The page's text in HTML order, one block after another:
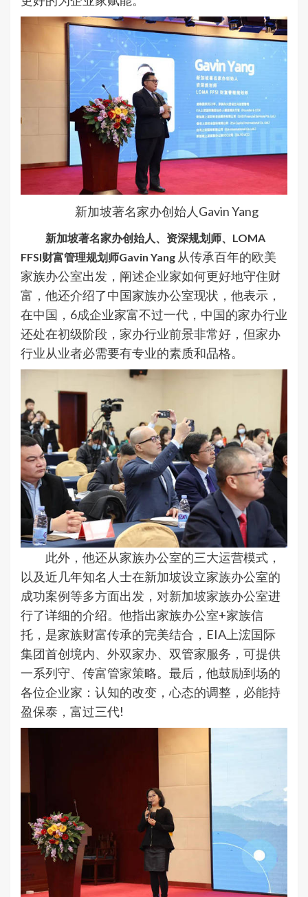
新加坡著名家办创始人Gavin Yang
新加坡著名家办创始人、资深规划师、LOMA
FFSI财富管理规划师Gavin Yang 从传承百年的欧美
家族办公室出发，阐述企业家如何更好地守住财
富，他还介绍了中国家族办公室现状，他表示，
在中国，6成企业家富不过一代，中国的家办行业
还处在初级阶段，家办行业前景非常好，但家办
行业从业者必需要有专业的素质和品格。
此外，他还从家族办公室的三大运营模式，
以及近几年知名人士在新加坡设立家族办公室的
成功案例等多方面出发，对新加坡家族办公室进
行了详细的介绍。他指出家族办公室+家族信
托，是家族财富传承的完美结合，EIA上浤国际
集团首创境内、外双家办、双管家服务，可提供
一系列守、传富管家策略。最后，他鼓励到场的
各位企业家：认知的改变，心态的调整，必能持
盈保泰，富过三代!